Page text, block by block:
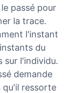
passé pour
la trace.
l'instant
du
sur l'individu.
demande
ressorte